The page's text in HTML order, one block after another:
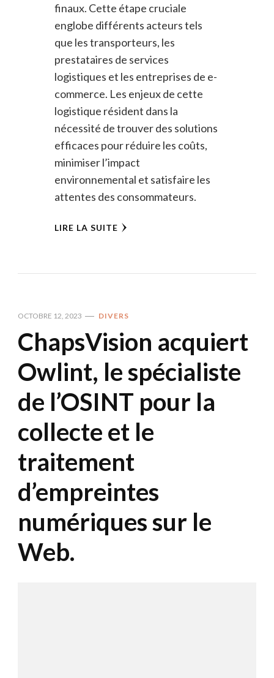
finaux. Cette étape cruciale
englobe différents acteurs tels
que les transporteurs, les
prestataires de services
logistiques et les entreprises de e-
commerce. Les enjeux de cette
logistique résident dans la
nécessité de trouver des solutions
efficaces pour réduire les coûts,
minimiser l’impact
environnemental et satisfaire les
attentes des consommateurs.
LIRE LA SUITE
OCTOBRE 12, 2023 DIVERS
ChapsVision acquiert
Owlint, le spécialiste
de l’OSINT pour la
collecte et le
traitement
d’empreintes
numériques sur le
Web.